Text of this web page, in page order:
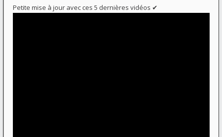
Petite mise à jour avec ces 5 dernières vidéos ✔